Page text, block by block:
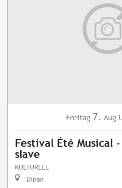
Freitag 7. Aug
Festival Été Musical
slave
KULTURELL
Dinan